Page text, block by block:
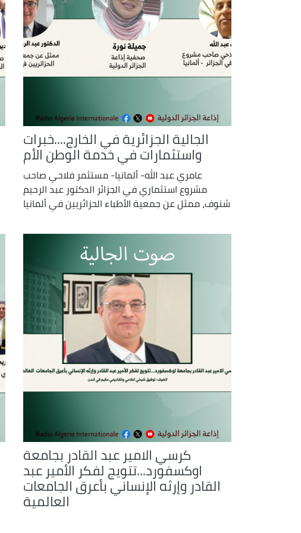
الجالية الجزائرية في الخارج....خبرات
واستثمارات في خدمة الوطن الأم
عامري عبد الله- ألمانيا- مستثمر فلاحي صاحب
مشروع استثماري في الجزائر الدكتور عبد الرحيم
شنوف، ممثل عن جمعية الأطباء الحزائريين في ألمانيا
كرسي الامير عبد القادر بجامعة
اوكسفورد...تتويج لفكر الأمير عبد
القادر وإرثه الإنساني بأعرق الجامعات
العالمية